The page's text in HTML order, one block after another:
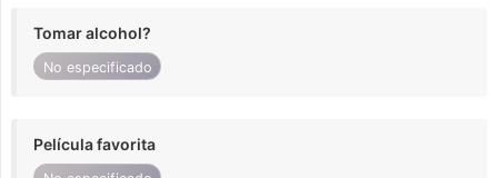
Tomar alcohol?
No especificado
Película favorita